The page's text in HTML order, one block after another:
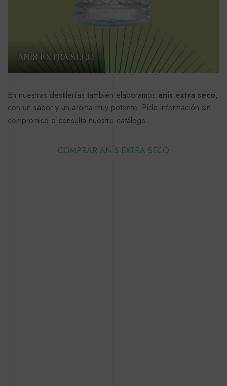
ANÍS EXTRA SECO
En nuestras destilerías también elaboramos anís extra seco,
con un sabor y un aroma muy potente. Pide información sin
compromiso o consulta nuestro catálogo.
COMPRAR ANÍS EXTRA SECO